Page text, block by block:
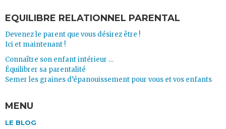
EQUILIBRE RELATIONNEL PARENTAL
Devenez le parent que vous désirez être !
Ici et maintenant !
Connaître son enfant intérieur …
Équilibrer sa parentalité
Semer les graines d’épanouissement pour vous et vos enfants
MENU
LE BLOG